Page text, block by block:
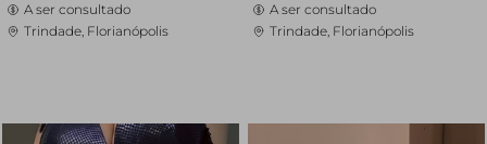
A ser consultado
Trindade, Florianópolis
A ser consultado
Trindade, Florianópolis